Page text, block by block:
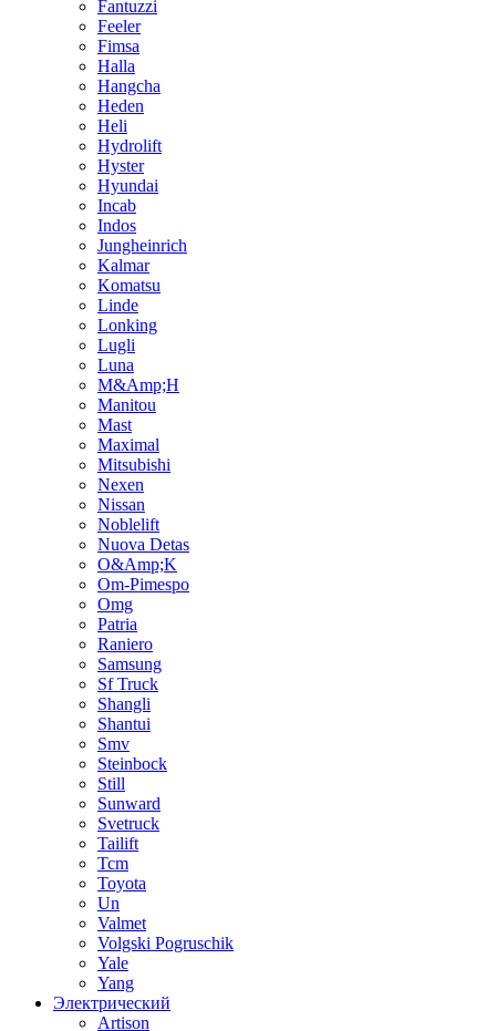
Fantuzzi
Feeler
Fimsa
Halla
Hangcha
Heden
Heli
Hydrolift
Hyster
Hyundai
Incab
Indos
Jungheinrich
Kalmar
Komatsu
Linde
Lonking
Lugli
Luna
M&Amp;H
Manitou
Mast
Maximal
Mitsubishi
Nexen
Nissan
Noblelift
Nuova Detas
O&Amp;K
Om-Pimespo
Omg
Patria
Raniero
Samsung
Sf Truck
Shangli
Shantui
Smv
Steinbock
Still
Sunward
Svetruck
Tailift
Tcm
Toyota
Un
Valmet
Volgski Pogruschik
Yale
Yang
Электрический
Artison